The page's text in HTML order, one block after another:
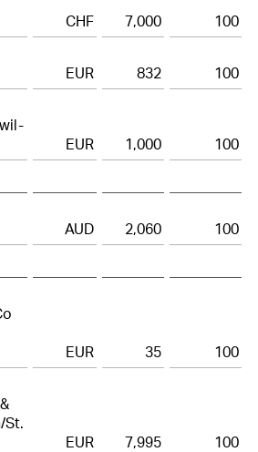
31 December 2025
CHF 7,000
100
EUR 832
100
EUR 1,000
100
AUD 2,060
100
EUR 35
100
St.
EUR 7,995
100